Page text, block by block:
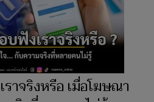
าจริงหรือ เมื่อโฆษณา